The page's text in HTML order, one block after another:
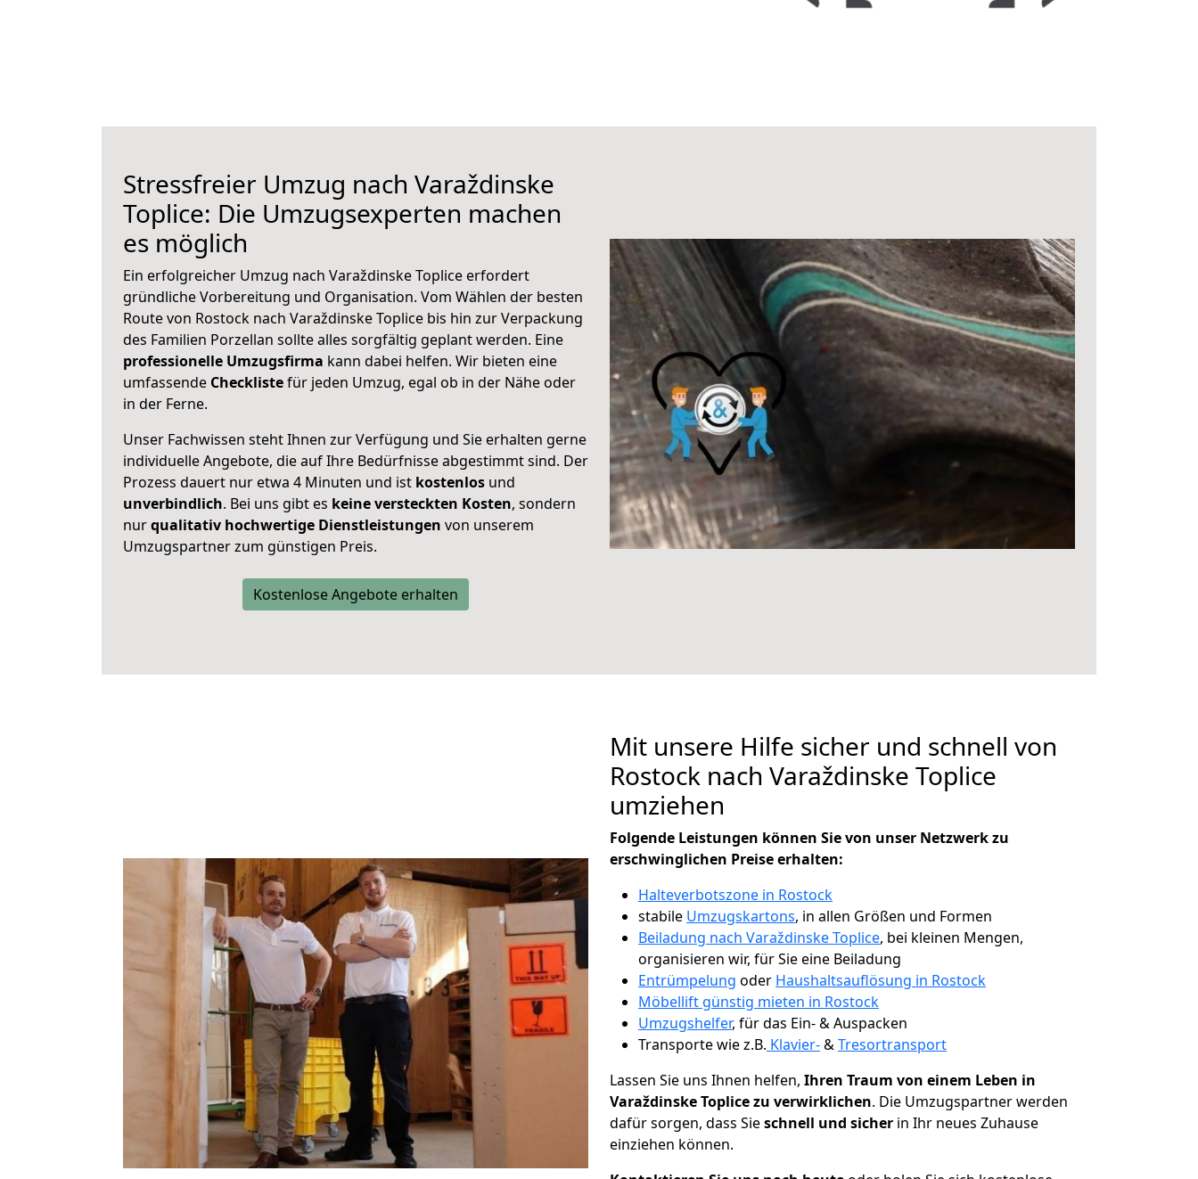
Stressfreier Umzug nach Varaždinske
Toplice: Die Umzugsexperten machen
es möglich
Ein erfolgreicher Umzug nach Varaždinske Toplice erfordert
gründliche Vorbereitung und Organisation. Vom Wählen der besten
Route von Rostock nach Varaždinske Toplice bis hin zur Verpackung
des Familien Porzellan sollte alles sorgfältig geplant werden. Eine
professionelle Umzugsfirma kann dabei helfen. Wir bieten eine
umfassende Checklistefür jeden Umzug, egal ob in der Nähe oder
in der Ferne.
Unser Fachwissen steht Ihnen zur Verfügung und Sie erhalten gerne
individuelle Angebote, die auf Ihre Bedürfnisse abgestimmt sind. Der
Prozess dauert nur etwa 4 Minuten und ist kostenlos und
unverbindlich. Bei uns gibt es keine versteckten Kosten, sondern
nurqualitativ hochwertige Dienstleistungen von unserem
Umzugspartner zum günstigen Preis.
Kostenlose Angebote erhalten
Mit unsere Hilfe sicher und schnell von
Rostock nach Varaždinske Toplice
umziehen
Folgende Leistungen können Sie von unser Netzwerk zu
erschwinglichen Preise erhalten:
Halteverbotszone in Rostock
stabile Umzugskartons, in allen Größen und Formen
Beiladung nach Varaždinske Toplice, bei kleinen Mengen,
organisieren wir, für Sie eine Beiladung
Entrümpelung oder Haushaltsauflösung in Rostock
Möbellift günstig mieten in Rostock
Umzugshelfer, für das Ein- & Auspacken
Transporte wie z.B. Klavier-&Tresortransport
Lassen Sie uns Ihnen helfen, Ihren Traum von einem Leben in
Varaždinske Toplice zu verwirklichen. Die Umzugspartner werden
dafür sorgen, dass Sieschnell und sicher in Ihr neues Zuhause
einziehen können.